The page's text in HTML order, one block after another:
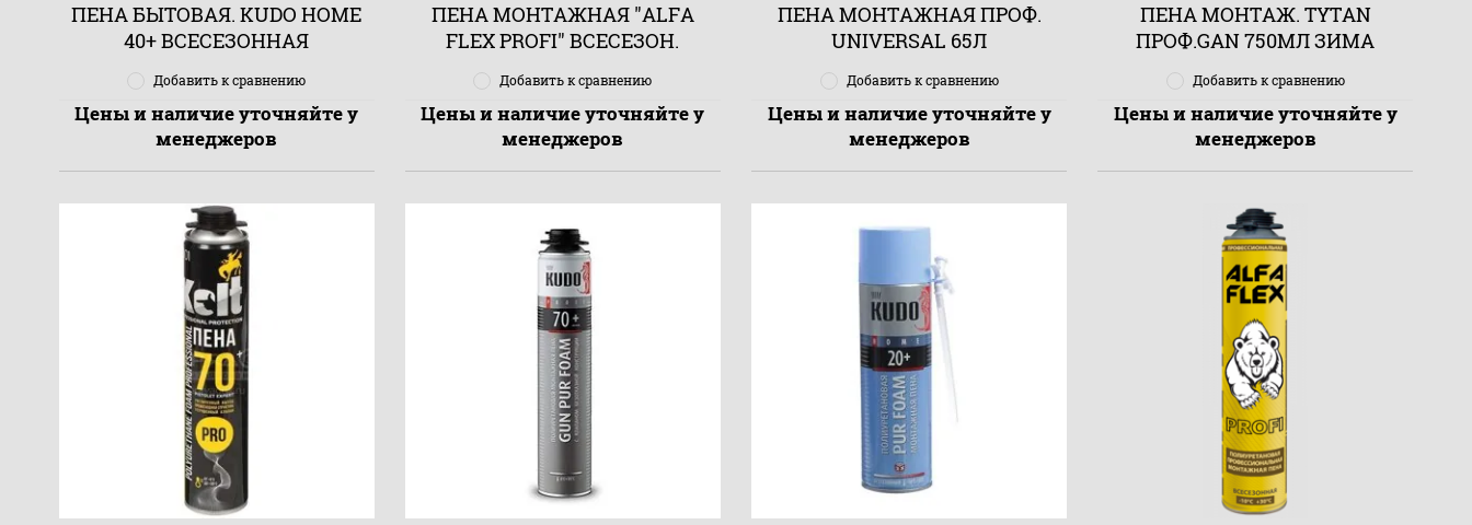
ПЕНА БЫТОВАЯ. KUDO HOME
40+ ВСЕСЕЗОННАЯ
Добавить к сравнению
Цены и наличие уточняйте у
менеджеров
ПЕНА МОНТАЖНАЯ "ALFA
FLEX PROFI" ВСЕСЕЗОН.
Добавить к сравнению
Цены и наличие уточняйте у
менеджеров
ПЕНА МОНТАЖНАЯ ПРОФ.
UNIVERSAL 65Л
Добавить к сравнению
Цены и наличие уточняйте у
менеджеров
ПЕНА МОНТАЖ. TYTAN
ПРОФ.GAN 750МЛ ЗИМА
Добавить к сравнению
Цены и наличие уточняйте у
менеджеров